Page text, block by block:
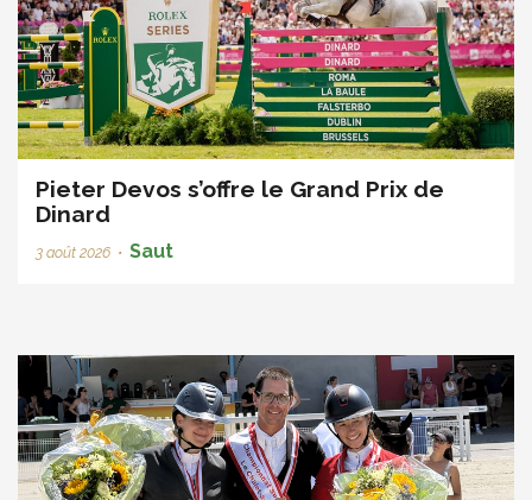
Pieter Devos s’offre le Grand Prix de
Dinard
3 août 2026 • Saut